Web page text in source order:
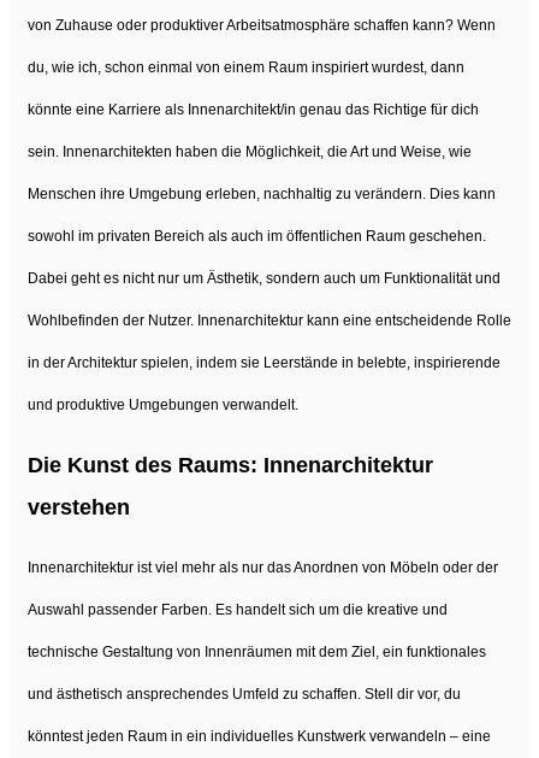
von Zuhause oder produktiver Arbeitsatmosphäre schaffen kann? Wenn
du, wie ich, schon einmal von einem Raum inspiriert wurdest, dann
könnte eine Karriere als Innenarchitekt/in genau das Richtige für dich
sein. Innenarchitekten haben die Möglichkeit, die Art und Weise, wie
Menschen ihre Umgebung erleben, nachhaltig zu verändern. Dies kann
sowohl im privaten Bereich als auch im öffentlichen Raum geschehen.
Dabei geht es nicht nur um Ästhetik, sondern auch um Funktionalität und
Wohlbefinden der Nutzer. Innenarchitektur kann eine entscheidende Rolle
in der Architektur spielen, indem sie Leerstände in belebte, inspirierende
und produktive Umgebungen verwandelt.
Die Kunst des Raums: Innenarchitektur
verstehen
Innenarchitektur ist viel mehr als nur das Anordnen von Möbeln oder der
Auswahl passender Farben. Es handelt sich um die kreative und
technische Gestaltung von Innenräumen mit dem Ziel, ein funktionales
und ästhetisch ansprechendes Umfeld zu schaffen. Stell dir vor, du
könntest jeden Raum in ein individuelles Kunstwerk verwandeln – eine